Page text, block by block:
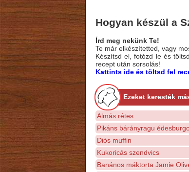
Hogyan készül a
Írd meg nekünk Te!
Te már elkészítetted, vagy
Készítsd el, fotózd le és
recept után sorsolás!
Kattints ide és töltsd fel
Ezeket keresték
Almás rétes
Pikáns bárányragu
Diós muffin
Kukoricás szendvics
Banános máktorta Jamie